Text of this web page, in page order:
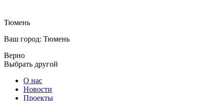
Тюмень
Ваш город: Тюмень
Верно
Выбрать другой
О нас
Новости
Проекты